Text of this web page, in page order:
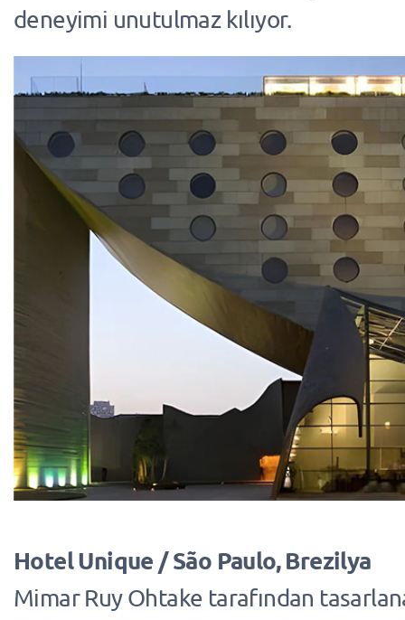
deneyimi unutulmaz kılıyor.
Hotel Unique / São Paulo, Brezilya
Mimar Ruy Ohtake tarafından